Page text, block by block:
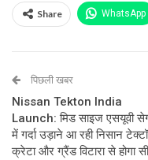
Share WhatsApp
पिछली खबर
Nissan Tekton India
Launch: मिड साइज एसयूवी
में गर्दा उड़ाने आ रही निसान
क्रेटा और ग्रैंड विटारा से होगा